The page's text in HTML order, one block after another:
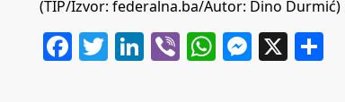
(TIP/Izvor: federalna.ba/Autor: Dino Durmić)
Facebook
Twitter
LinkedIn
ViberWhatsApp
X